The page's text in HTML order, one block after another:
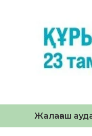
Жалағаш